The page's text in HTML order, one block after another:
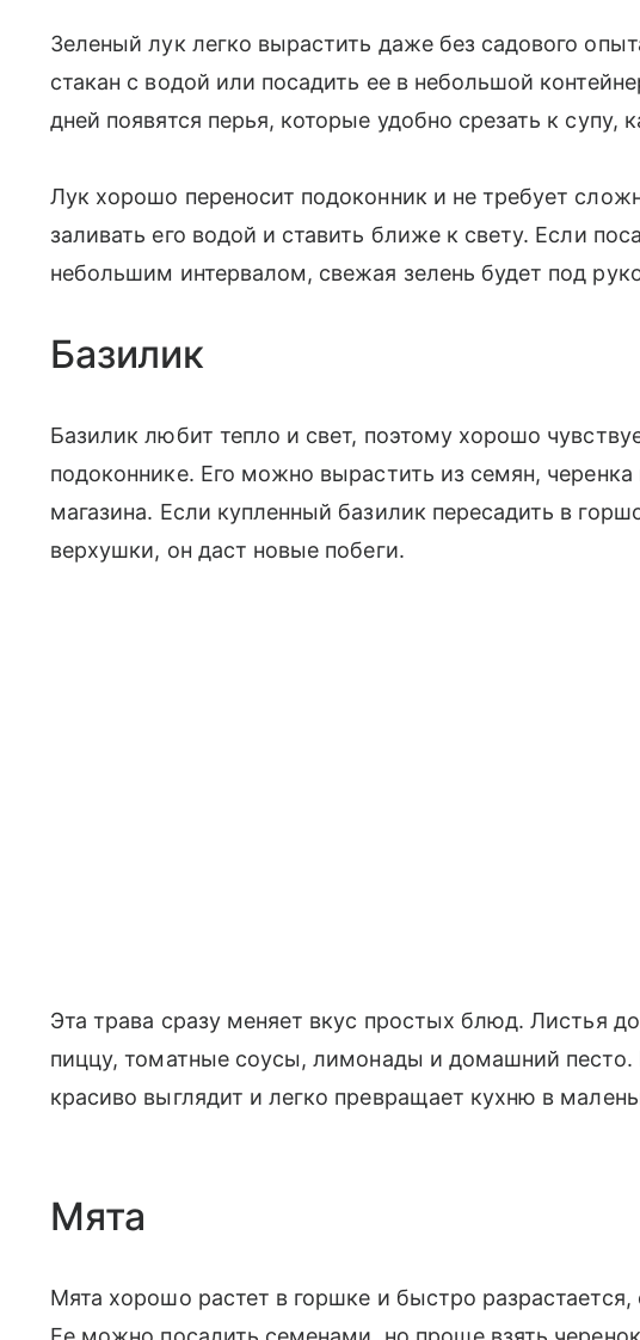
Зеленый лук легко вырастить даже без садового
стакан с водой или посадить ее в небольшой
дней появятся перья, которые удобно срезать к супу,
Лук хорошо переносит подоконник и не требует
заливать его водой и ставить ближе к свету. Если
небольшим интервалом, свежая зелень будет под
Базилик
Базилик любит тепло и свет, поэтому хорошо
подоконнике. Его можно вырастить из семян, черенка
магазина. Если купленный базилик пересадить в
верхушки, он даст новые побеги.
Эта трава сразу меняет вкус простых блюд. Листья
пиццу, томатные соусы, лимонады и домашний песто.
красиво выглядит и легко превращает кухню в
Мята
Мята хорошо растет в горшке и быстро разрастается,